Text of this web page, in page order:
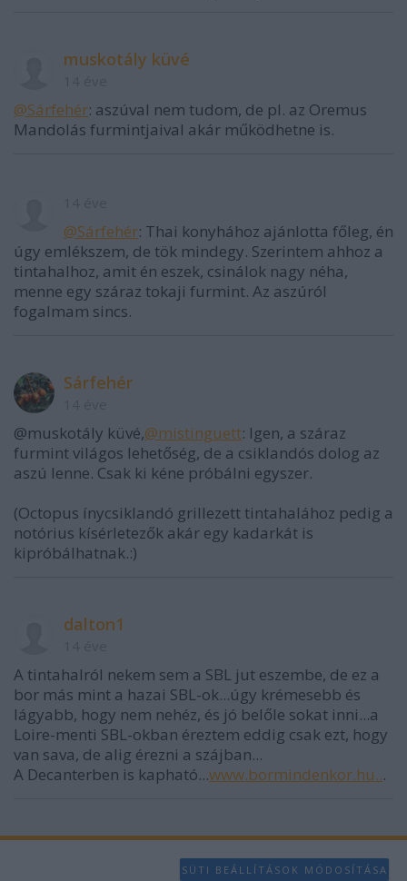
muskotály küvé
@Sárfehér: aszúval nem tudom, de pl. az Oremus
Mandolás furmintjaival akár működhetne is.
@Sárfehér: Thai konyhához ajánlotta főleg, én
úgy emlékszem, de tök mindegy. Szerintem ahhoz a
tintahalhoz, amit én eszek, csinálok nagy néha,
menne egy száraz tokaji furmint. Az aszúról
fogalmam sincs.
Sárfehér
@muskotály küvé,@mistinguett: Igen, a száraz
furmint világos lehetőség, de a csiklandós dolog az
aszú lenne. Csak ki kéne próbálni egyszer.
(Octopus ínycsiklandó grillezett tintahalához pedig a
notórius kísérletezők akár egy kadarkát is
kipróbálhatnak.:)
dalton1
A tintahalról nekem sem a SBL jut eszembe, de ez a
bor más mint a hazai SBL-ok...úgy krémesebb és
lágyabb, hogy nem nehéz, és jó belőle sokat inni...a
Loire-menti SBL-okban éreztem eddig csak ezt, hogy
van sava, de alig érezni a szájban...
A Decanterben is kapható...www.bormindenkor.hu...
SÜTI BEÁLLÍTÁSOK MÓDOSÍTÁSA